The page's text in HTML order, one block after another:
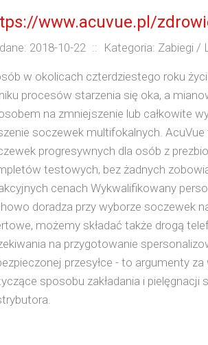
www.acuvue.pl/
2018-10-22 :: Kategoria: Zabiegi /
w okolicach czterdziestego roku
procesów starzenia się oka, a
na zmniejszenie lub całkowite
soczewek multifokalnych.
progresywnych dla osób z
testowych, bez żadnych
cenach Wykwalifikowany
doradza przy wyborze soczewek
możemy składać także drogą
na przygotowanie
przesyłce - to argumenty
sposobu zakładania i